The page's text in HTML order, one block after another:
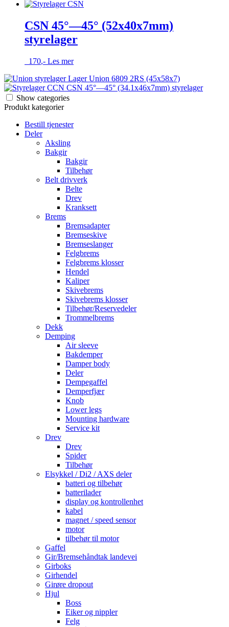
CSN 45°—45° (52x40x7mm)
styrelager
170,- Les mer
Lager Union 6809 2RS (45x58x7)
CSN 45°—45° (34.1x46x7mm) styrelager
Show categories
Produkt kategorier
Bestill tjenester
Deler
Aksling
Bakgir
Bakgir
Tilbehør
Belt drivverk
Belte
Drev
Kranksett
Brems
Bremsadapter
Bremseskive
Bremseslanger
Felgbrems
Felgbrems klosser
Hendel
Kaliper
Skivebrems
Skivebrems klosser
Tilbehør/Reservedeler
Trommelbrems
Dekk
Demping
Air sleeve
Bakdemper
Damper body
Deler
Dempegaffel
Demperfjær
Knob
Lower legs
Mounting hardware
Service kit
Drev
Drev
Spider
Tilbehør
Elsykkel / Di2 / AXS deler
batteri og tilbehør
batterilader
display og kontrollenhet
kabel
magnet / speed sensor
motor
tilbehør til motor
Gaffel
Gir/Bremsehåndtak landevei
Girboks
Girhendel
Girøre dropout
Hjul
Boss
Eiker og nippler
Felg